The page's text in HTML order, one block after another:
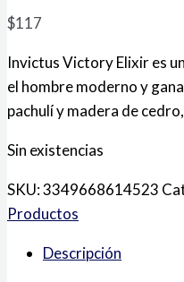
$117
Invictus Victory Elixir es
el hombre moderno y
pachulí y madera de
Sin existencias
SKU:3349668614523
Productos
Descripción